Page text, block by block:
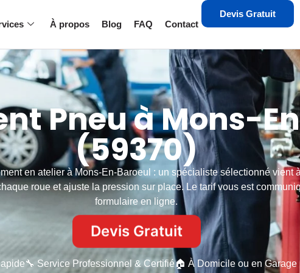
À propos Blog FAQ Contact
Devis Gratuit
Pneu à Mons-
(59370)
en atelier à Mons-En-Baroeul : un spécialiste sélectionné vient
roue et ajuste la pression sur place. Le tarif vous est
formulaire en ligne.
Devis Gratuit
🔧 Service Professionnel & Certifié🏠 À Domicile ou en Garage